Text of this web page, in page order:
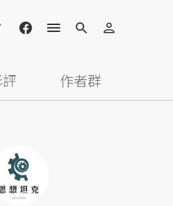
作者群